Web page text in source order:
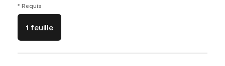
* Requis
1 feuille